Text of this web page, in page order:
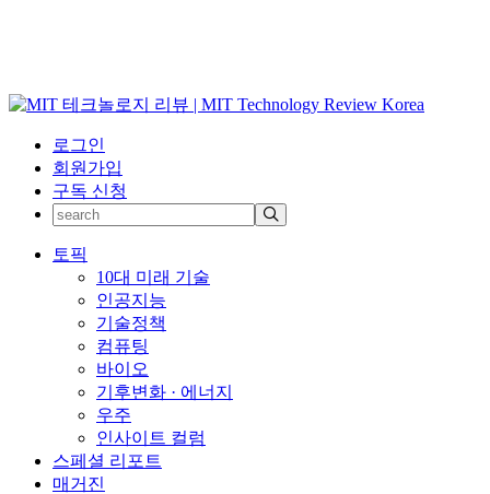
로그인
회원가입
구독 신청
토픽
10대 미래 기술
인공지능
기술정책
컴퓨팅
바이오
기후변화 · 에너지
우주
인사이트 컬럼
스페셜 리포트
매거진